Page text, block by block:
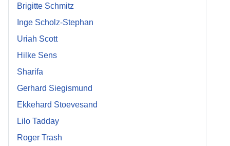
Brigitte Schmitz
Inge Scholz-Stephan
Uriah Scott
Hilke Sens
Sharifa
Gerhard Siegismund
Ekkehard Stoevesand
Lilo Tadday
Roger Trash